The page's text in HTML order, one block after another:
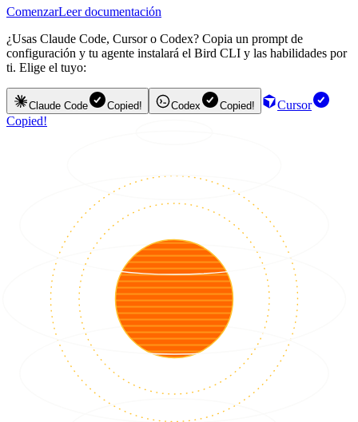
ComenzarLeer documentación
¿Usas Claude Code, Cursor o Codex? Copia un prompt de
configuración y tu agente instalará el Bird CLI y las habilidades por
ti. Elige el tuyo:
Claude Code Copied! Codex Copied!
Cursor
Copied!